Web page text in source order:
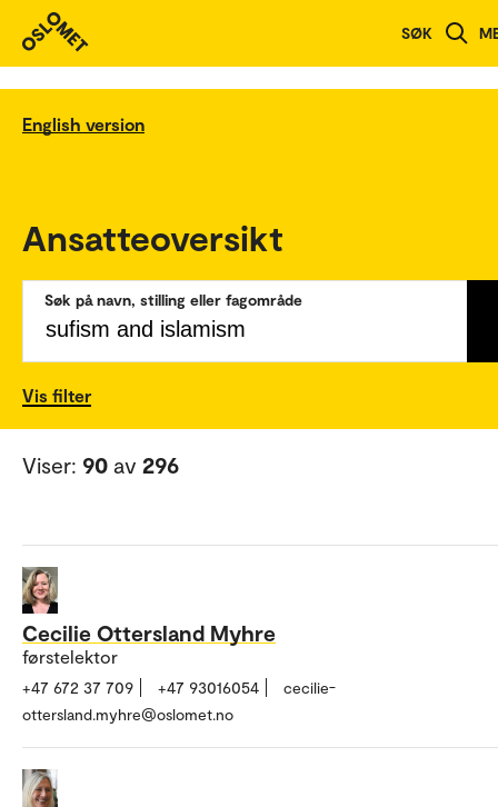
SØK
English version
Ansatteoversikt
Søk på navn, stilling eller fagområde
Vis filter
Viser: 90 av 296
Cecilie Ottersland Myhre
førstelektor
+47 672 37 709 +47 93016054
cecilie-
ottersland.myhre@oslomet.no